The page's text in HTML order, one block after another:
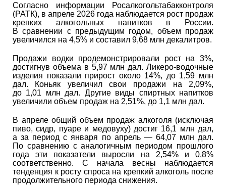
Согласно информации Росалкогольтабакконтроля
(РАТК), в апреле 2026 года наблюдается рост продаж
крепких алкогольных напитков в России.
В сравнении с предыдущим годом, объем продаж
увеличился на 4,5% и составил 9,68 млн декалитров.
Продажи водки продемонстрировали рост на 3%,
достигнув объема в 5,97 млн дал. Ликеро-водочные
изделия показали прирост около 14%, до 1,59 млн
дал. Коньяк увеличил свои продажи на 2,09%,
до 1,01 млн дал. Другие виды спиртных напитков
увеличили объем продаж на 2,51%, до 1,1 млн дал.
В апреле общий объем продаж алкоголя (исключая
пиво, сидр, пуаре и медовуху) достиг 16,1 млн дал,
а за период с января по апрель — 64,07 млн дал.
По сравнению с аналогичным периодом прошлого
года эти показатели выросли на 2,54% и 0,8%
соответственно. С начала весны наблюдается
тенденция к росту спроса на крепкий алкоголь после
продолжительного периода снижения.